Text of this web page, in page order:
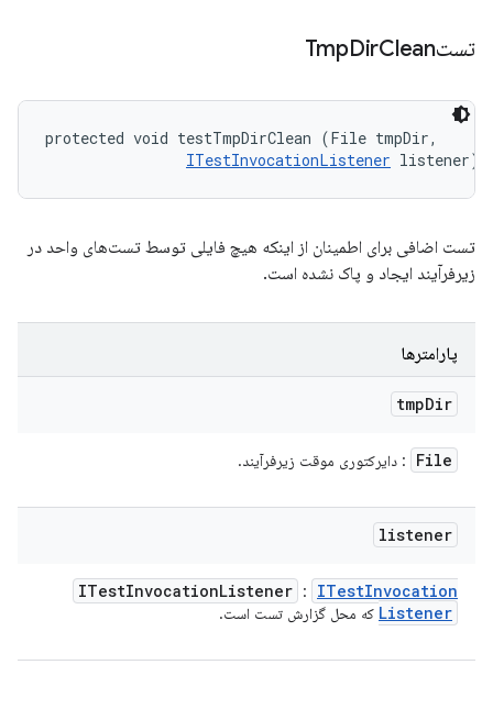
تستTmp DirClean
protected void testTmpDirClean (File tmpDir,
ITestInvocationListener listener)
تست اضافی برای اطمینان از اینکه هیچ فایلی توسط تست‌های واحد در
زیرفرآیند ایجاد و پاک نشده است.
پارامترها
tmpDir
File : دایرکتوری موقت زیرفرآیند.
listener
ITestInvocationListener : ITestInvocation
Listener که محل گزارش تست است.